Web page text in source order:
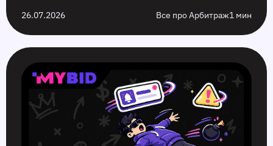
26.07.2026 Все про Арбитраж1 мин